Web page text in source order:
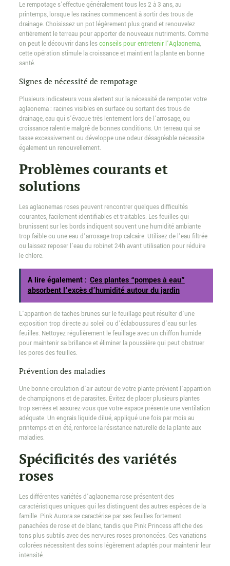
Le rempotage s’effectue généralement tous les 2 à 3 ans, au
printemps, lorsque les racines commencent à sortir des trous de
drainage. Choisissez un pot légèrement plus grand et renouvelez
entièrement le terreau pour apporter de nouveaux nutriments. Comme
on peut le découvrir dans lesconseils pour entretenir l’Aglaonema,
cette opération stimule la croissance et maintient la plante en bonne
santé.
Signes de nécessité de rempotage
Plusieurs indicateurs vous alertent sur la nécessité de rempoter votre
aglaonema : racines visibles en surface ou sortant des trous de
drainage, eau qui s’évacue très lentement lors de l’arrosage, ou
croissance ralentie malgré de bonnes conditions. Un terreau qui se
tasse excessivement ou développe une odeur désagréable nécessite
également un renouvellement.
Problèmes courants et
solutions
Les aglaonemas roses peuvent rencontrer quelques difficultés
courantes, facilement identifiables et traitables. Les feuilles qui
brunissent sur les bords indiquent souvent une humidité ambiante
trop faible ou une eau d’arrosage trop calcaire. Utilisez de l’eau filtrée
ou laissez reposer l’eau du robinet 24h avant utilisation pour réduire
le chlore.
A lire également : Ces plantes “pompes à eau”
absorbent l’excès d’humidité autour du jardin
L’apparition de taches brunes sur le feuillage peut résulter d’une
exposition trop directe au soleil ou d’éclaboussures d’eau sur les
feuilles. Nettoyez régulièrement le feuillage avec un chiffon humide
pour maintenir sa brillance et éliminer la poussière qui peut obstruer
les pores des feuilles.
Prévention des maladies
Une bonne circulation d’air autour de votre plante prévient l’apparition
de champignons et de parasites. Évitez de placer plusieurs plantes
trop serrées et assurez-vous que votre espace présente une ventilation
adéquate. Un engrais liquide dilué, appliqué une fois par mois au
printemps et en été, renforce la résistance naturelle de la plante aux
maladies.
Spécificités des variétés
roses
Les différentes variétés d’aglaonema rose présentent des
caractéristiques uniques qui les distinguent des autres espèces de la
famille. Pink Aurora se caractérise par ses feuilles fortement
panachées de rose et de blanc, tandis que Pink Princess affiche des
tons plus subtils avec des nervures roses prononcées. Ces variations
colorées nécessitent des soins légèrement adaptés pour maintenir leur
intensité.